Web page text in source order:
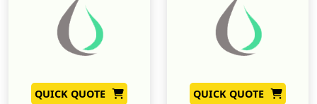
QUICK QUOTE QUICK QUOTE